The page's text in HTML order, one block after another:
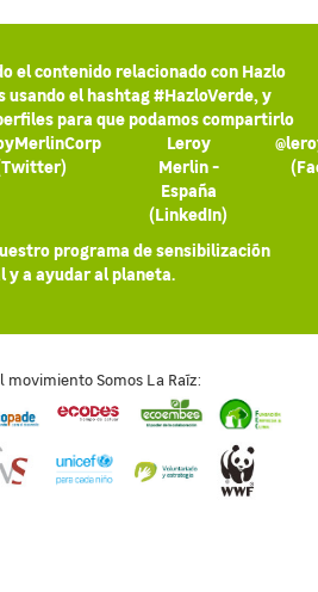
el contenido relacionado con Hazlo
usando el hashtag #HazloVerde, y
para que podamos compartirlo
Leroy
Merlin -
España
(LinkedIn)
programa de sensibilización
y a ayudar al planeta.
Somos La Raíz: